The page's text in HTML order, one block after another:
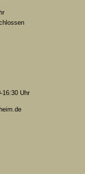
16:30 Uhr